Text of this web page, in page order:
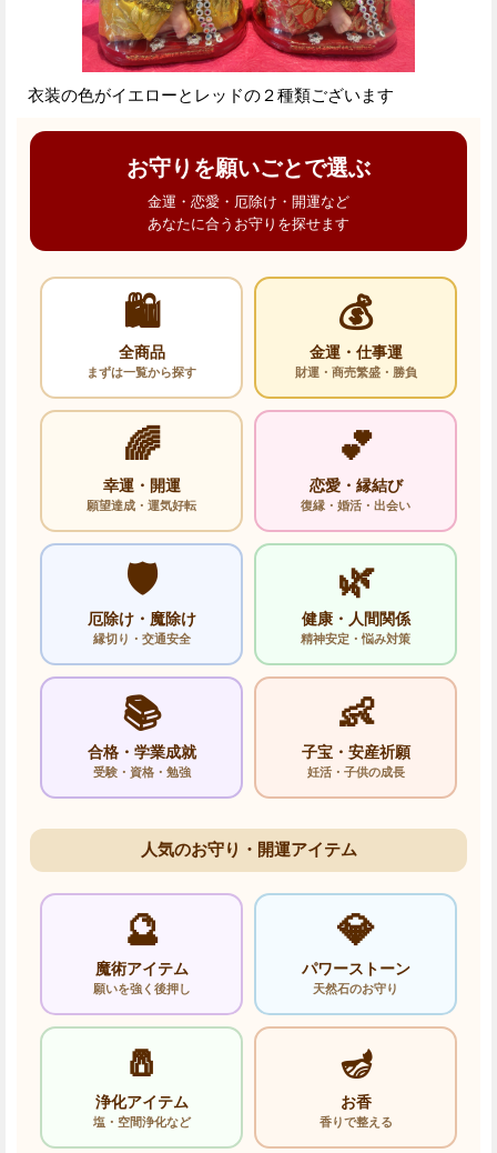
衣装の色がイエローとレッドの２種類ございます
お守りを願いごとで選ぶ
金運・恋愛・厄除け・開運など
あなたに合うお守りを探せます
🛍️
全商品
まずは一覧から探す
💰
金運・仕事運
財運・商売繁盛・勝負
🌈
幸運・開運
願望達成・運気好転
💕
恋愛・縁結び
復縁・婚活・出会い
🛡️
厄除け・魔除け
縁切り・交通安全
🌿
健康・人間関係
精神安定・悩み対策
📚
合格・学業成就
受験・資格・勉強
👶
子宝・安産祈願
妊活・子供の成長
人気のお守り・開運アイテム
🔮
魔術アイテム
願いを強く後押し
💎
パワーストーン
天然石のお守り
🧂
浄化アイテム
塩・空間浄化など
🪔
お香
香りで整える